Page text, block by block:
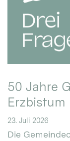
50 Jahre
Erzbistum
23. Juli 2026
Die